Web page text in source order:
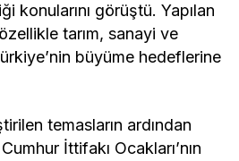
konularını görüştü. Yapılan
tarım, sanayi ve
büyüme hedeflerine
temasların ardından
İttifakı Ocakları’nın